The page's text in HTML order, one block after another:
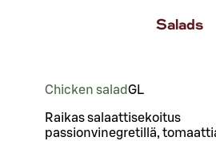
Salads
Chicken saladGL
Raikas salaattisekoitus
passionvinegretillä,